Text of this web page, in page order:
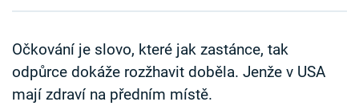
Očkování je slovo, které jak zastánce, tak
odpůrce dokáže rozžhavit doběla. Jenže v USA
mají zdraví na předním místě.